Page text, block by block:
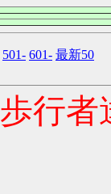
501- 601- 最新50
歩行